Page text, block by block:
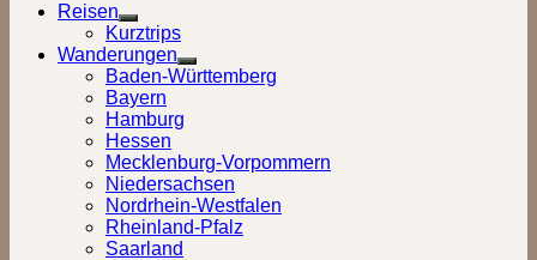
Reisen
Show
sub
menu
Kurztrips
Wanderungen
Show
sub
Baden-Württemberg
Bayern
Hamburg
Hessen
Mecklenburg-Vorpommern
Niedersachsen
Nordrhein-Westfalen
Rheinland-Pfalz
Saarland